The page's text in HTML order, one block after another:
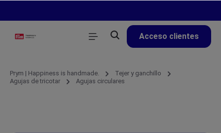
Acceso clientes
Prym | Happiness is handmade.
Tejer y ganchillo
Agujas de tricotar
Agujas circulares